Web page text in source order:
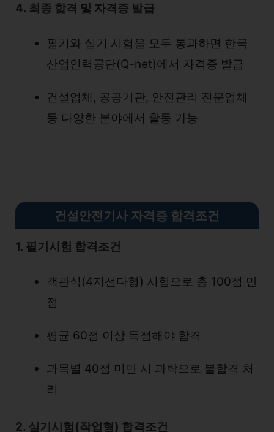
4. 최종 합격 및 자격증 발급
필기와 실기 시험을 모두 통과하면 한국
산업인력공단(Q-net)에서 자격증 발급
건설업체, 공공기관, 안전관리 전문업체
등 다양한 분야에서 활동 가능
건설안전기사 자격증 합격조건
1. 필기시험 합격조건
객관식(4지선다형) 시험으로 총 100점 만
점
평균 60점 이상 득점해야 합격
과목별 40점 미만 시 과락으로 불합격 처
리
2. 실기시험(작업형) 합격조건